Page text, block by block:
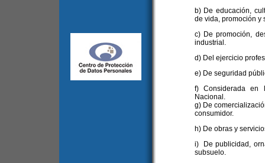
b) De educación,
de vida, promoción y
c) De promoción,
industrial.
d) Del ejercicio
e) De seguridad
f) Considerada en
Nacional.
g) De
consumidor.
h) De obras y
i) De publicidad,
subsuelo.